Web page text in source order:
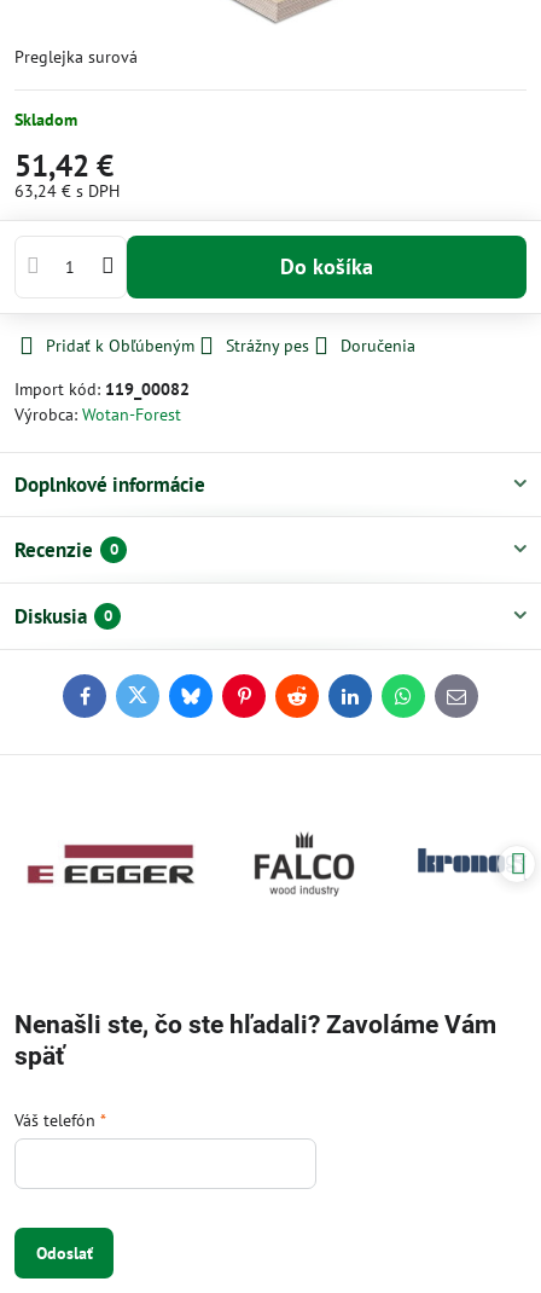
Preglejka surová
Skladom
51,42 €
63,24 € s DPH
Do košíka
Pridať k Obľúbeným Strážny pes
Doručenia
Import kód: 119_00082
Výrobca: Wotan-Forest
Doplnkové informácie
Recenzie 0
Diskusia 0
FacebookTwitterBlueskyPinterestReddit LinkedInWhatsApp
E-
mail
Nenašli ste, čo ste hľadali? Zavoláme Vám
späť
Váš telefón *
Odoslať